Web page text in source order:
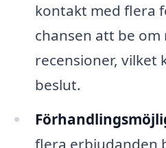
kontakt med flera
chansen att be om
recensioner, vilket
beslut.
flera erbjudanden